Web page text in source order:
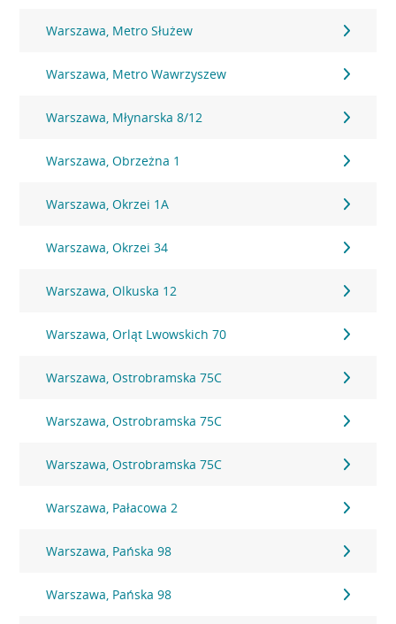
Warszawa, Metro Służew
Warszawa, Metro Wawrzyszew
Warszawa, Młynarska 8/12
Warszawa, Obrzeżna 1
Warszawa, Okrzei 1A
Warszawa, Okrzei 34
Warszawa, Olkuska 12
Warszawa, Orląt Lwowskich 70
Warszawa, Ostrobramska 75C
Warszawa, Ostrobramska 75C
Warszawa, Ostrobramska 75C
Warszawa, Pałacowa 2
Warszawa, Pańska 98
Warszawa, Pańska 98